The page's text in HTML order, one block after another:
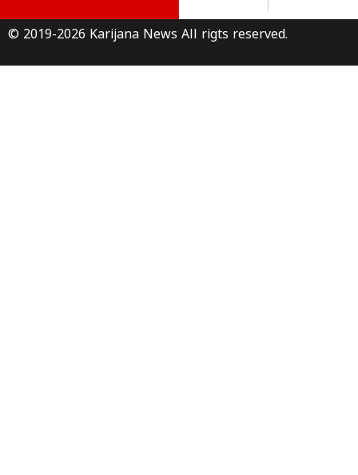
© 2019-2026 Karijana News All rigts reserved.